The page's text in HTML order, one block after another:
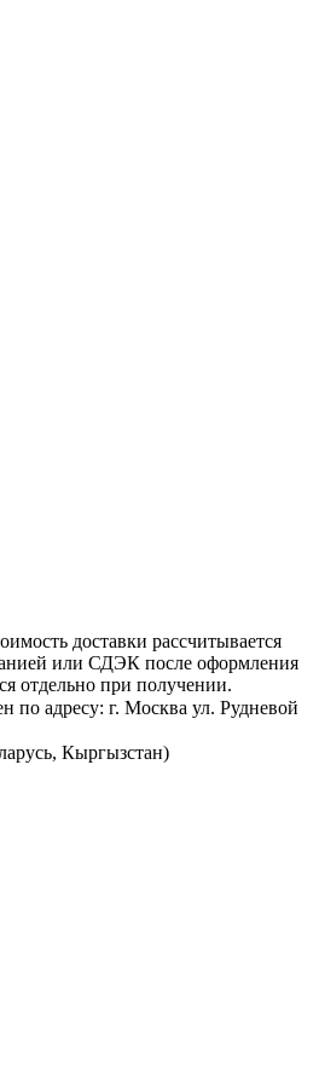
доставки рассчитывается
или СДЭК после оформления
отдельно при получении.
по адресу: г. Москва ул. Рудневой
Кыргызстан)